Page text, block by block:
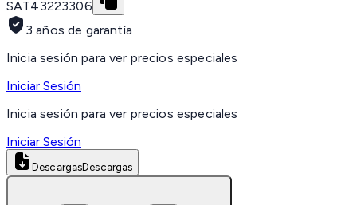
SAT43223306
3 años de garantía
Inicia sesión para ver precios especiales
Iniciar Sesión
Inicia sesión para ver precios especiales
Iniciar Sesión
DescargasDescargas